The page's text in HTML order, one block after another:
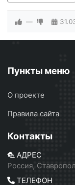
—
Пункты меню
О проекте
Правила сайта
Контакты
АДРЕС
Россия,
ТЕЛЕФОН